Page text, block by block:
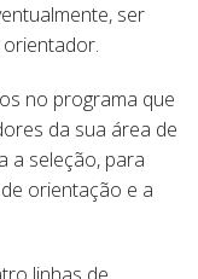
ser
no programa que
da sua área de
a seleção, para
orientação e a